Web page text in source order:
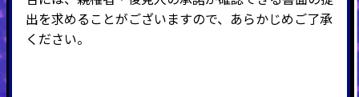
出を求めることがございますので、あらかじめご了承
ください。